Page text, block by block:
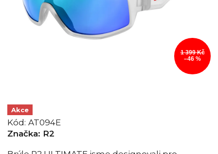
1 399 Kč
–46 %
Akce
Kód: AT094E
Značka: R2